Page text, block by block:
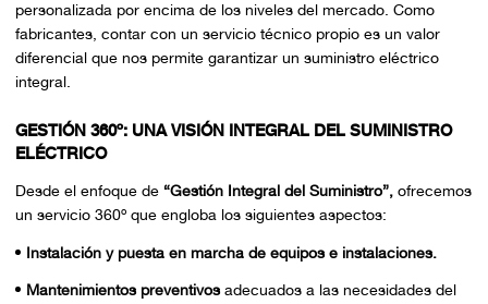
personalizada por encima de los niveles del mercado. Como
fabricantes, contar con un servicio técnico propio es un valor
diferencial que nos permite garantizar un suministro eléctrico
integral.
GESTIÓN 360º: UNA VISIÓN INTEGRAL DEL SUMINISTRO
ELÉCTRICO
Desde el enfoque de “Gestión Integral del Suministro”,ofrecemos
un servicio 360º que engloba los siguientes aspectos:
Instalación y puesta en marcha de equipos e instalaciones.
Mantenimientos preventivosadecuados a las necesidades del